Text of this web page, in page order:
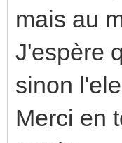
mais au
J'espère
sinon
Merci en